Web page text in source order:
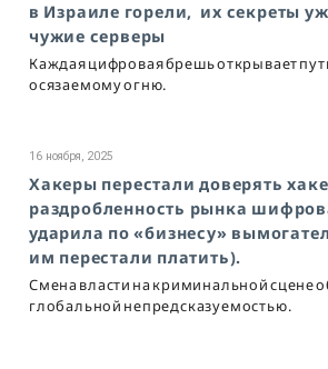
в Израиле горели, их секреты
чужие серверы
Каждая цифровая брешь открывает
осязаемому огню.
16 ноября, 2025
Хакеры перестали доверять
раздробленность рынка
ударила по «бизнесу»
им перестали платить).
Смена власти на криминальной сцене
глобальной непредсказуемостью.